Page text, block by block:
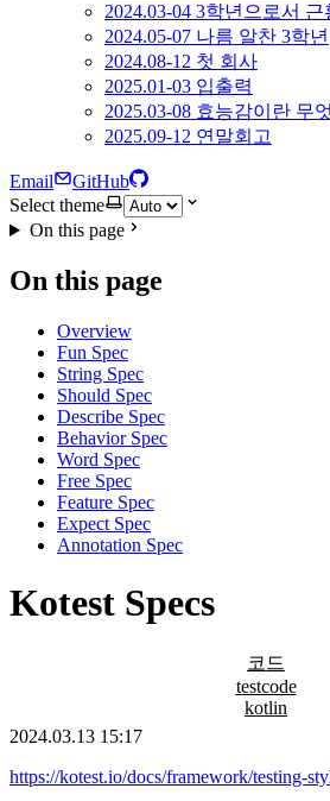
2024.03-04 3학년으로서 근
2024.05-07 나름 알찬 3학년
2024.08-12 첫 회사
2025.01-03 입출력
2025.03-08 효능감이란 무
2025.09-12 연말회고
Email
GitHub
Select theme
On this page
On this page
Overview
Fun Spec
String Spec
Should Spec
Describe Spec
Behavior Spec
Word Spec
Free Spec
Feature Spec
Expect Spec
Annotation Spec
Kotest Specs
코드
testcode
kotlin
2024.03.13 15:17
https://kotest.io/docs/framework/testing-